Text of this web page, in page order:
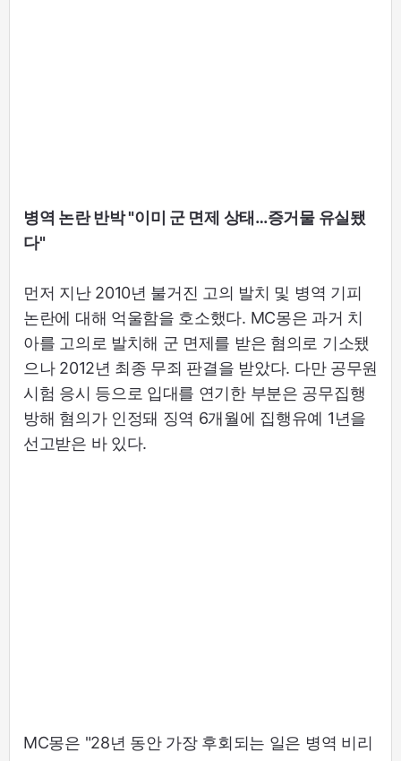
병역 논란 반박 "이미 군 면제 상태…증거물 유실됐
다"
먼저 지난 2010년 불거진 고의 발치 및 병역 기피
논란에 대해 억울함을 호소했다. MC몽은 과거 치
아를 고의로 발치해 군 면제를 받은 혐의로 기소됐
으나 2012년 최종 무죄 판결을 받았다. 다만 공무원
시험 응시 등으로 입대를 연기한 부분은 공무집행
방해 혐의가 인정돼 징역 6개월에 집행유예 1년을
선고받은 바 있다.
MC몽은 "28년 동안 가장 후회되는 일은 병역 비리